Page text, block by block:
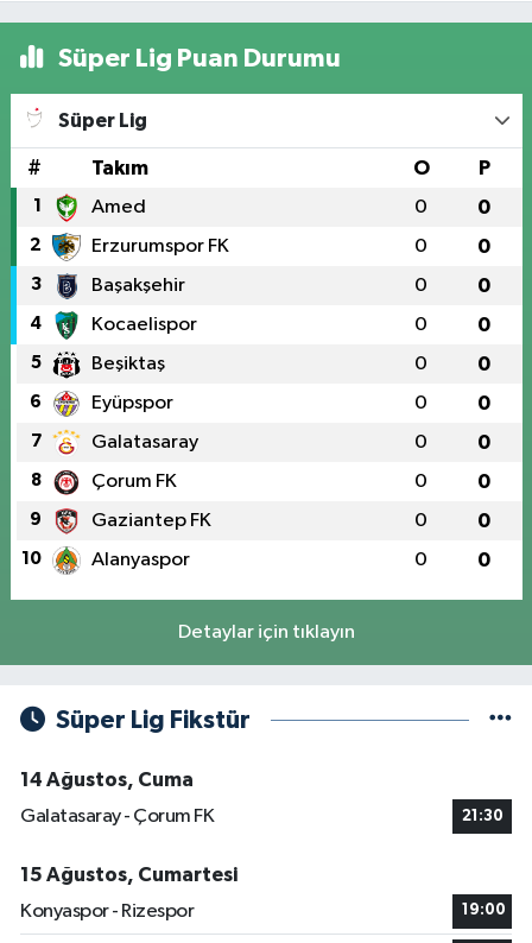
Süper Lig Puan Durumu
Süper Lig
# Takım O P
1 Amed 0 0
2 Erzurumspor FK 0 0
3 Başakşehir 0 0
4 Kocaelispor 0 0
5 Beşiktaş 0 0
6 Eyüpspor 0 0
7 Galatasaray 0 0
8 Çorum FK 0 0
9 Gaziantep FK 0 0
10 Alanyaspor 0 0
Detaylar için tıklayın
Süper Lig Fikstür
14 Ağustos, Cuma
Galatasaray - Çorum FK
21:30
15 Ağustos, Cumartesi
Konyaspor - Rizespor
19:00